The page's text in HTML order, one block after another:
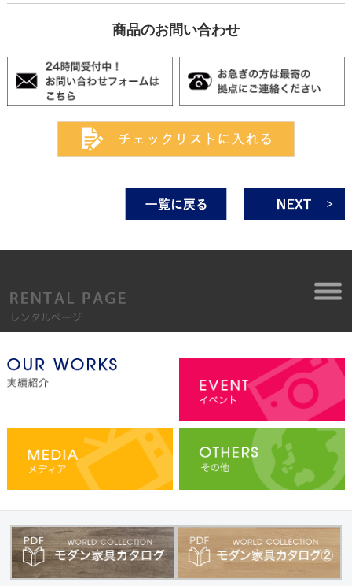
商品のお問い合わせ